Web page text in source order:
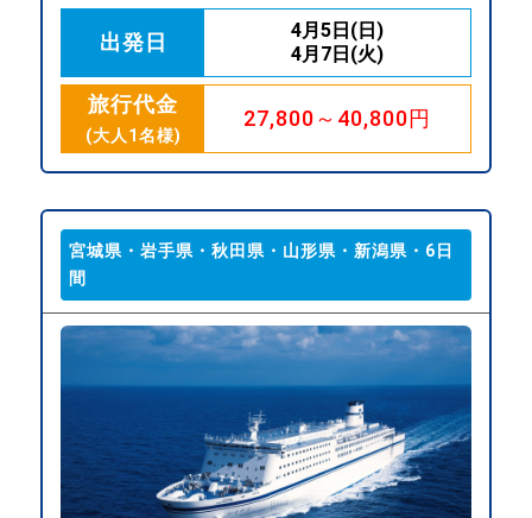
出発日
4月5日(日)
4月7日(火)
旅行代金
(大人1名様)
27,800～40,800円
宮城県・岩手県・秋田県・山形県・新潟県・6日
間